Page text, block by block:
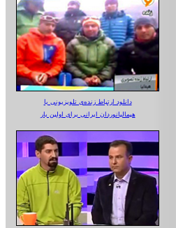
دانلود ارتباط زنده‌ی تلویزیونی‌ با
هیمالیانوردان ایرانی برای اولین بار